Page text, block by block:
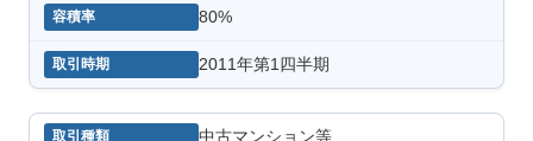
80%
2011年第1四半期
中古マンション等